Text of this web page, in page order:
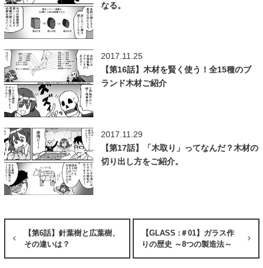
なる。
2017.11.25
【第16話】木材を賢く使う！全15種のブ
ランド木材ご紹介
2017.11.29
【第17話】「木取り」ってなんだ？木材の
切り出し方をご紹介。
【第6話】針葉樹と広葉樹、
その違いは？
【GLASS :＃01】ガラス作
りの歴史 ～8つの製造法～